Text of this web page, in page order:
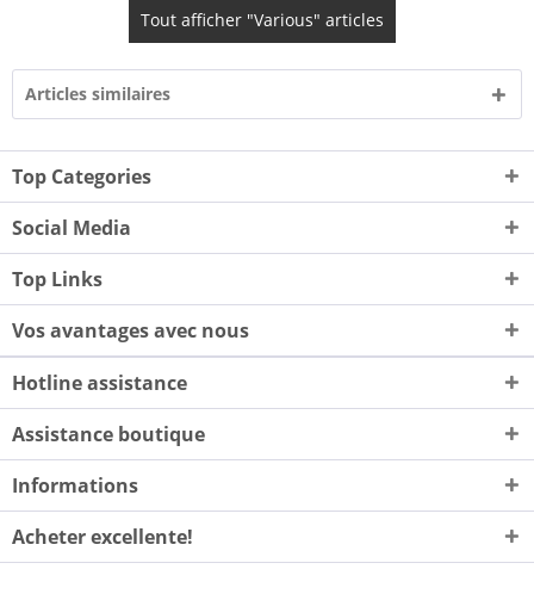
Tout afficher "Various" articles
Articles similaires
Top Categories
Social Media
Top Links
Vos avantages avec nous
Hotline assistance
Assistance boutique
Informations
Acheter excellente!